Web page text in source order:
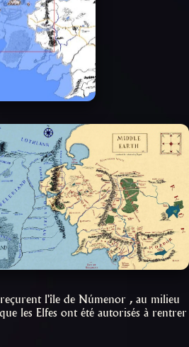
reçurent l'île de Númenor , au milieu
les Elfes ont été autorisés à rentrer